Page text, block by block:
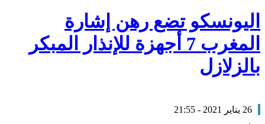
اليونسكو تضع رهن إشارة
المغرب 7 أجهزة للإنذار المبكر
بالزلازل
26 يناير 2021 - 21:55